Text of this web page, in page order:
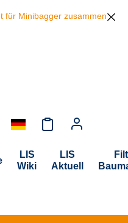
und sparen beim
LIS
Wiki
LIS
Aktuell